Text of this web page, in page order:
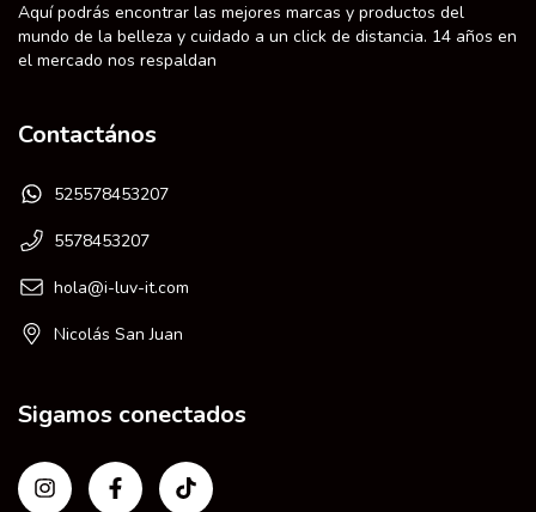
Aquí podrás encontrar las mejores marcas y productos del
mundo de la belleza y cuidado a un click de distancia. 14 años en
el mercado nos respaldan
Contactános
525578453207
5578453207
hola@i-luv-it.com
Nicolás San Juan
Sigamos conectados